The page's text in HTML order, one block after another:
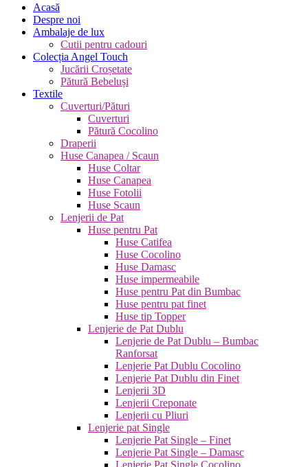
Acasă
Despre noi
Ambalaje de lux
Cutii pentru cadouri
Colecția Angel Touch
Jucării Croșetate
Pătură Bebeluși
Textile
Cuverturi/Pături
Cuverturi
Pătură Cocolino
Draperii
Huse Canapea / Scaun
Huse Coltar
Huse Canapea
Huse Fotolii
Huse Scaun
Lenjerii de Pat
Huse pentru Pat
Huse Catifea
Huse Cocolino
Huse Damasc
Huse impermeabile
Huse pentru Pat din Bumbac
Huse pentru pat finet
Huse tip Topper
Lenjerie de Pat Dublu
Lenjerie de Pat Dublu – Bumbac
Ranforsat
Lenjerie Pat Dublu Cocolino
Lenjerie Pat Dublu din Finet
Lenjerii 3D
Lenjerii Creponate
Lenjerii cu Pliuri
Lenjerie pat Single
Lenjerie Pat Single – Finet
Lenjerie Pat Single – Damasc
Lenjerie Pat Single Cocolino